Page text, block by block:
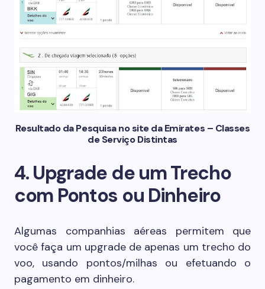
Resultado da Pesquisa no site da Emirates – Classes
de Serviço Distintas
4. Upgrade de um Trecho
com Pontos ou Dinheiro
Algumas companhias aéreas permitem que
você faça um upgrade de apenas um trecho do
voo, usando pontos/milhas ou efetuando o
pagamento em dinheiro.